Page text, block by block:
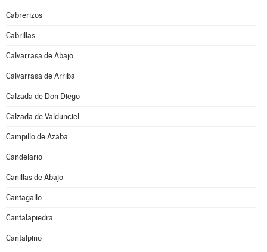
Cabrerizos
Cabrillas
Calvarrasa de Abajo
Calvarrasa de Arriba
Calzada de Don Diego
Calzada de Valdunciel
Campillo de Azaba
Candelario
Canillas de Abajo
Cantagallo
Cantalapiedra
Cantalpino